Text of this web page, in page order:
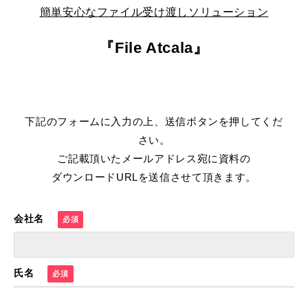
簡単安心なファイル受け渡しソリューション
『File Atcala』
下記のフォームに入力の上、送信ボタンを押してくだ
さい。
ご記載頂いたメールアドレス宛に資料の
ダウンロードURLを送信させて頂きます。
会社名
氏名